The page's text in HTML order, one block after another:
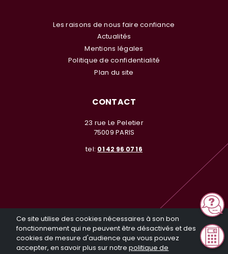
Ce site utilise des cookies nécessaires à son bon
fonctionnement qui ne peuvent être désactivés et des
cookies de mesure d'audience que vous pouvez
accepter, en savoir plus sur notrepolitique de
Les raisons de nous faire confiance
Actualités
Mentions légales
Politique de confidentialité
Plan du site
CONTACT
23 rue Le Peletier
75009 PARIS
tel: 01 42 96 07 16
© Investir en Nue Propriété 2026. Tous droits réservés. Toute
reproduction même partielle sans notre autorisation est interdite
Réalisation General Web